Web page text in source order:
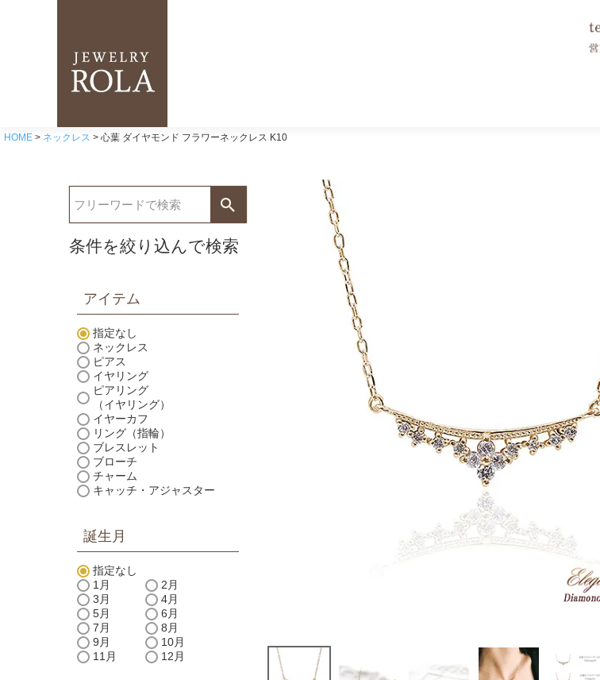
HOME ネックレス 心葉 ダイヤモンド フラワーネックレス K10
条件を絞り込んで検索
アイテム
指定なし
ネックレス
ピアス
イヤリング
ピアリング
（イヤリング）
イヤーカフ
リング（指輪）
ブレスレット
ブローチ
チャーム
キャッチ・アジャスター
誕生月
指定なし
1月
2月
3月
4月
5月
6月
7月
8月
9月
10月
11月
12月